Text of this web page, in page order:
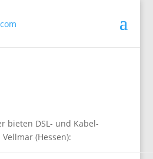
bieten DSL- und Kabel-
(Hessen):